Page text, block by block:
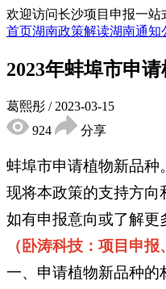
欢迎访问长沙项目申报一站
首页湖南政策解读湖南通知
2023年蚌埠市申
葛熙彤 / 2023-03-15
924
分享
蚌埠市申请植物新品种
现将本政策的支持方向
如有申报意向或了解更
（卧涛科技：项目申
一、申请植物新品种的